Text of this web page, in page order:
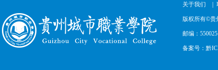
关于我们 |
版权所有©贵
邮编：
备案号：黔